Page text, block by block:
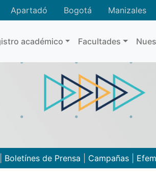
Apartadó Bogotá Manizales
académico Facultades
Boletínes de Prensa Campañas